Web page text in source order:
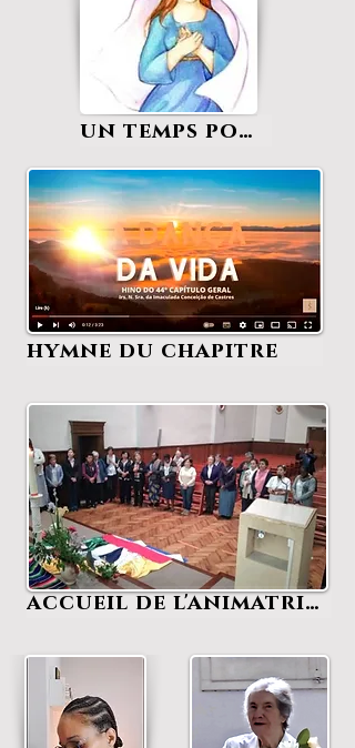
un temps pour dieu
hymne du chapitre
accueil de l'animatrice générale